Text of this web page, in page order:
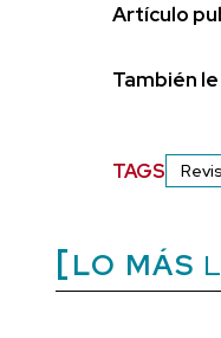
Artículo
También
TAGS
LO MÁS